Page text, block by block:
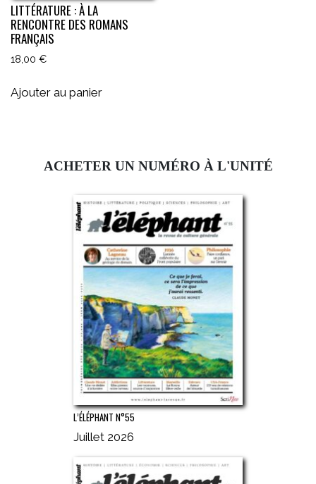
LITTÉRATURE : À LA
RENCONTRE DES ROMANS
FRANÇAIS
18,00 €
Ajouter au panier
ACHETER UN NUMÉRO À L'UNITÉ
L’ÉLÉPHANT N°55
Juillet 2026